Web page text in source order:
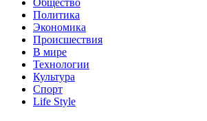
Общество
Политика
Экономика
Происшествия
В мире
Технологии
Культура
Спорт
Life Style